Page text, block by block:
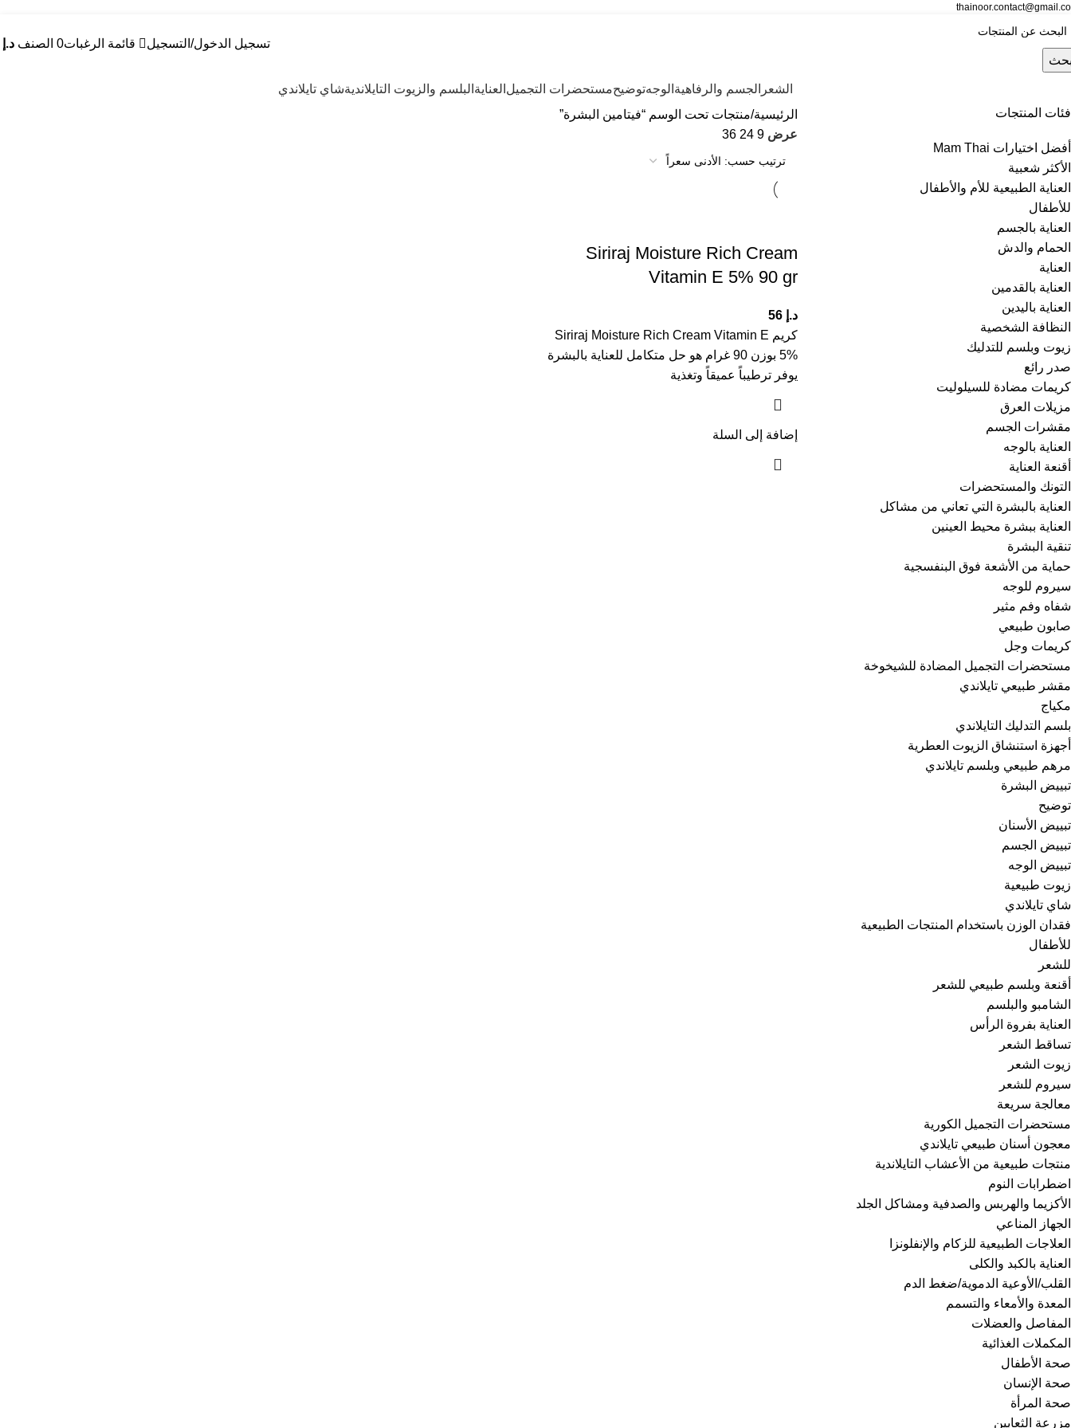
تسجيل الدخول/التسجيل قائمة الرغبات0 الصنف د.إ
الشعر الجسم والرفاهية الوجهتوضيحمستحضرات التجميل العناية البلسم والزيوت التايلانديةشاي تايلاندي
فئات المنتجات
أفضل اختيارات Mam Thai
الأكثر شعبية
العناية الطبيعية للأم والأطفال
للأطفال
العناية بالجسم
الحمام والدش
العناية
العناية بالقدمين
العناية باليدين
النظافة الشخصية
زيوت وبلسم للتدليك
صدر رائع
كريمات مضادة للسيلوليت
مزيلات العرق
مقشرات الجسم
العناية بالوجه
أقنعة العناية
التونك والمستحضرات
العناية بالبشرة التي تعاني من مشاكل
العناية ببشرة محيط العينين
تنقية البشرة
حماية من الأشعة فوق البنفسجية
سيروم للوجه
شفاه وفم مثير
صابون طبيعي
كريمات وجل
مستحضرات التجميل المضادة للشيخوخة
مقشر طبيعي تايلاندي
مكياج
بلسم التدليك التايلاندي
أجهزة استنشاق الزيوت العطرية
مرهم طبيعي وبلسم تايلاندي
تبييض البشرة
توضيح
تبييض الأسنان
تبييض الجسم
تبييض الوجه
زيوت طبيعية
شاي تايلاندي
فقدان الوزن باستخدام المنتجات الطبيعية
للأطفال
للشعر
أقنعة وبلسم طبيعي للشعر
الشامبو والبلسم
العناية بفروة الرأس
تساقط الشعر
زيوت الشعر
سيروم للشعر
معالجة سريعة
مستحضرات التجميل الكورية
معجون أسنان طبيعي تايلاندي
منتجات طبيعية من الأعشاب التايلاندية
اضطرابات النوم
الأكزيما والهربس والصدفية ومشاكل الجلد
الجهاز المناعي
العلاجات الطبيعية للزكام والإنفلونزا
العناية بالكبد والكلى
القلب/الأوعية الدموية/ضغط الدم
المعدة والأمعاء والتسمم
المفاصل والعضلات
المكملات الغذائية
صحة الأطفال
صحة الإنسان
صحة المرأة
مزرعة الثعابين
الرئيسية منتجات تحت الوسم “فيتامين البشرة”
عرض9
24
36
Siriraj Moisture Rich Cream
Vitamin E 5% 90 gr
د.إ 56
كريم Siriraj Moisture Rich Cream Vitamin E
5% بوزن 90 غرام هو حل متكامل للعناية بالبشرة
يوفر ترطيباً عميقاً وتغذية
إضافة إلى السلة